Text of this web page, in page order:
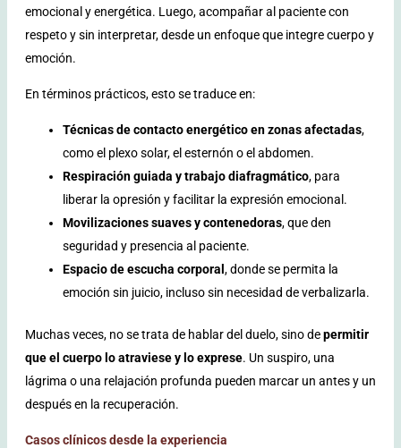
emocional y energética. Luego, acompañar al paciente con
respeto y sin interpretar, desde un enfoque que integre cuerpo y
emoción.
En términos prácticos, esto se traduce en:
Técnicas de contacto energético en zonas afectadas,
como el plexo solar, el esternón o el abdomen.
Respiración guiada y trabajo diafragmático, para
liberar la opresión y facilitar la expresión emocional.
Movilizaciones suaves y contenedoras, que den
seguridad y presencia al paciente.
Espacio de escucha corporal, donde se permita la
emoción sin juicio, incluso sin necesidad de verbalizarla.
Muchas veces, no se trata de hablar del duelo, sino depermitir
que el cuerpo lo atraviese y lo exprese. Un suspiro, una
lágrima o una relajación profunda pueden marcar un antes y un
después en la recuperación.
Casos clínicos desde la experiencia